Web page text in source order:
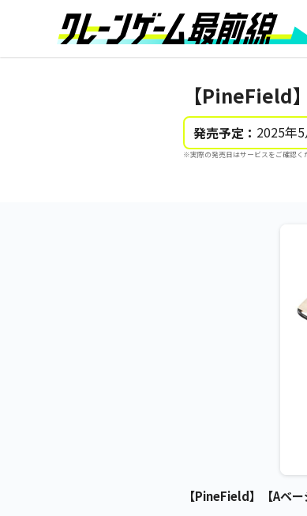
【PineField
発売予定： 2025年
※実際の発売日はサービスをご確認く
【PineField】【Aベ